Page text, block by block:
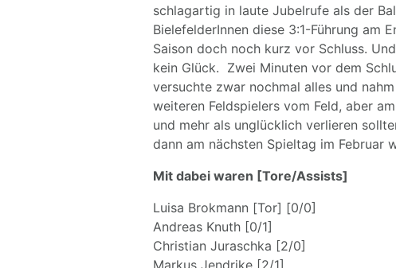
schlagartig in laute Jubelrufe als der
BielefelderInnen diese 3:1-Führung am
Saison doch noch kurz vor Schluss.
kein Glück. Zwei Minuten vor dem
versuchte zwar nochmal alles und
weiteren Feldspielers vom Feld, aber
und mehr als unglücklich verlieren
dann am nächsten Spieltag im Februar
Mit dabei waren [Tore/Assists]
Luisa Brokmann [Tor] [0/0]
Andreas Knuth [0/1]
Christian Juraschka [2/0]
Markus Jendrike [2/1]